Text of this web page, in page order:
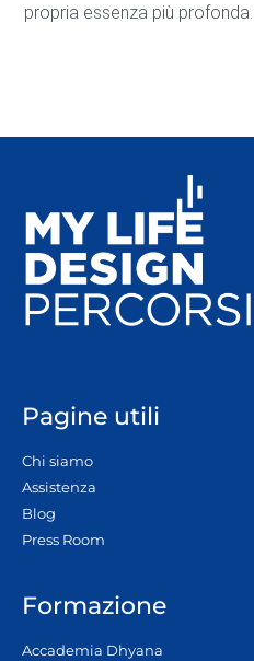
propria essenza più profonda.
Pagine utili
Chi siamo
Assistenza
Blog
Press Room
Formazione
Accademia Dhyana